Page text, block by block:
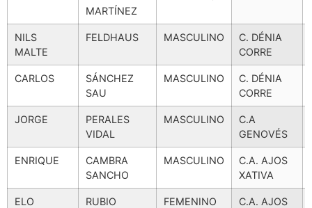
MARTÍNEZ
NILS
MALTE
FELDHAUS MASCULINO
C. DÉNIA
CORRE
CARLOS
SÁNCHEZ
SAU
MASCULINO
C. DÉNIA
CORRE
JORGE
PERALES
VIDAL
MASCULINO
C.A
GENOVÉS
ENRIQUE
CAMBRA
SANCHO
MASCULINO
C.A. AJOS
XATIVA
ELO
RUBIO
FEMENINO
C.A. AJOS